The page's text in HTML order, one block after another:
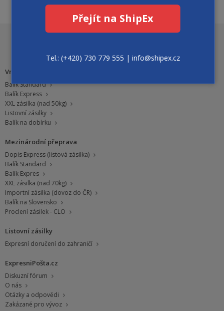
Přejít na ShipEx
Tel.: (+420) 730 779 555 | info@shipex.cz
Vnitrostátní přeprava
Balík Standard
Balík Express
XXL zásilka (nad 50kg)
Listovní zásilky
Balík na dobírku
Mezinárodní přeprava
Dopis Express (listová zásilka)
Balík Standard
Balík Expres
XXL zásilka (nad 70kg)
Importní zásilka (dovoz do ČR)
Balík na Slovensko
Proclení zásilek - CLO
Listovní zásilky
Expresní doručení do zahraničí
ExpresniPošta.cz
Diskuzní fórum
O nás
Otázky a odpovědi
Zakázané pro vývoz